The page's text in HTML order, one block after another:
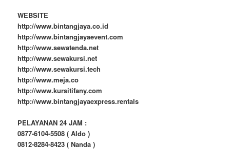
WEBSITE
http://www.bintangjaya.co.id
http://www.bintangjayaevent.com
http://www.sewatenda.net
http://www.sewakursi.net
http://www.sewakursi.tech
http://www.meja.co
http://www.kursitifany.com
http://www.bintangjayaexpress.rentals
PELAYANAN 24 JAM :
0877-6104-5508 ( Aldo )
0812-8284-8423 ( Nanda )